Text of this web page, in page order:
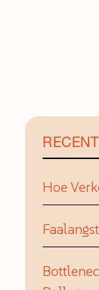
Hoe
Faalangst